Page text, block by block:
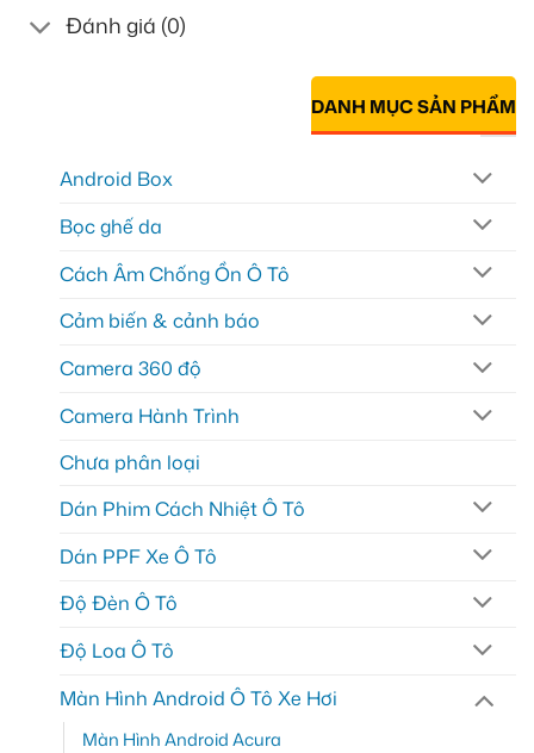
Đánh giá (0)
DANH MỤC SẢN PHẨM
Android Box
Bọc ghế da
Cách Âm Chống Ồn Ô Tô
Cảm biến & cảnh báo
Camera 360 độ
Camera Hành Trình
Chưa phân loại
Dán Phim Cách Nhiệt Ô Tô
Dán PPF Xe Ô Tô
Độ Đèn Ô Tô
Độ Loa Ô Tô
Màn Hình Android Ô Tô Xe Hơi
Màn Hình Android Acura